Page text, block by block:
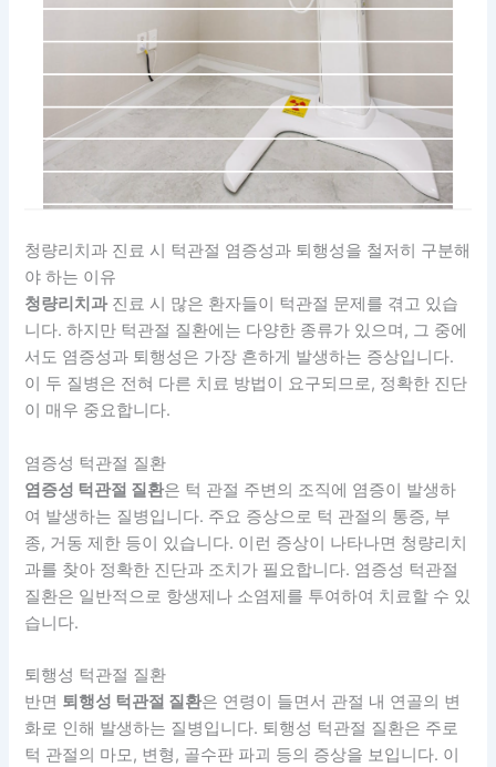
청량리치과 진료 시 턱관절 염증성과 퇴행성을 철저히 구분해
야 하는 이유
청량리치과진료 시 많은 환자들이 턱관절 문제를 겪고 있습
니다. 하지만 턱관절 질환에는 다양한 종류가 있으며, 그 중에
서도 염증성과 퇴행성은 가장 흔하게 발생하는 증상입니다.
이 두 질병은 전혀 다른 치료 방법이 요구되므로, 정확한 진단
이 매우 중요합니다.
염증성 턱관절 질환
염증성 턱관절 질환은 턱 관절 주변의 조직에 염증이 발생하
여 발생하는 질병입니다. 주요 증상으로 턱 관절의 통증, 부
종, 거동 제한 등이 있습니다. 이런 증상이 나타나면 청량리치
과를 찾아 정확한 진단과 조치가 필요합니다. 염증성 턱관절
질환은 일반적으로 항생제나 소염제를 투여하여 치료할 수 있
습니다.
퇴행성 턱관절 질환
반면 퇴행성 턱관절 질환은 연령이 들면서 관절 내 연골의 변
화로 인해 발생하는 질병입니다. 퇴행성 턱관절 질환은 주로
턱 관절의 마모, 변형, 골수판 파괴 등의 증상을 보입니다. 이